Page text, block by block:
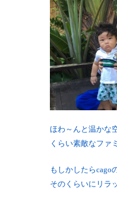
ほわ～んと温かな
くらい素敵なファ
もしかしたらcago
そのくらいにリラ